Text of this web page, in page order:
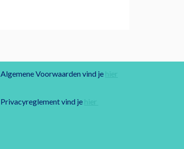
Algemene Voorwaarden vind je hier
Privacyreglement vind je hier